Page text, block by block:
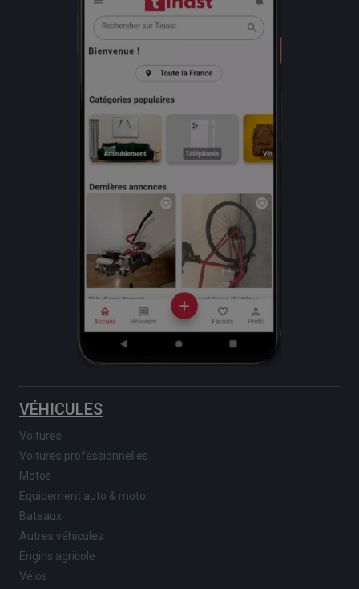
VÉHICULES
Voitures
Voitures professionnelles
Motos
Equipement auto & moto
Bateaux
Autres véhicules
Engins agricole
Vélos